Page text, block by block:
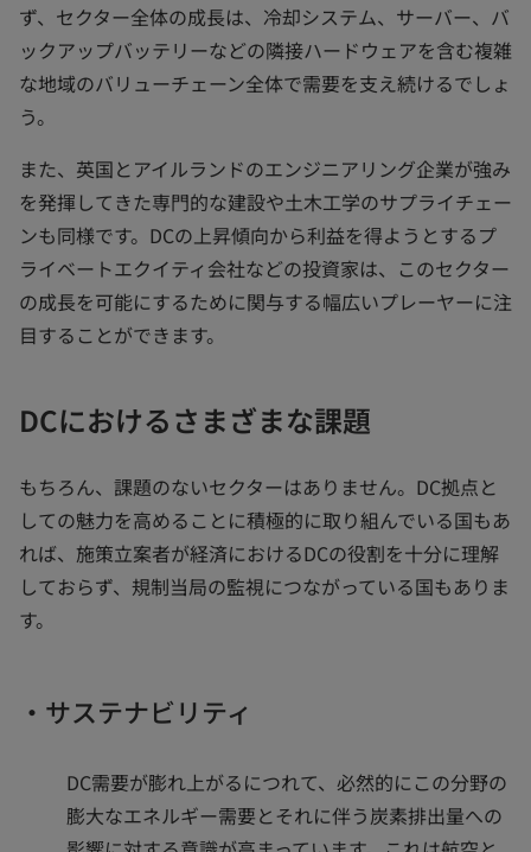
ず、セクター全体の成長は、冷却システム、サーバー、バ
ックアップバッテリーなどの隣接ハードウェアを含む複雑
な地域のバリューチェーン全体で需要を支え続けるでしょ
う。
また、英国とアイルランドのエンジニアリング企業が強み
を発揮してきた専門的な建設や土木工学のサプライチェー
ンも同様です。DCの上昇傾向から利益を得ようとするプ
ライベートエクイティ会社などの投資家は、このセクター
の成長を可能にするために関与する幅広いプレーヤーに注
目することができます。
DCにおけるさまざまな課題
もちろん、課題のないセクターはありません。DC拠点と
しての魅力を高めることに積極的に取り組んでいる国もあ
れば、施策立案者が経済におけるDCの役割を十分に理解
しておらず、規制当局の監視につながっている国もありま
す。
・サステナビリティ
DC需要が膨れ上がるにつれて、必然的にこの分野の
膨大なエネルギー需要とそれに伴う炭素排出量への